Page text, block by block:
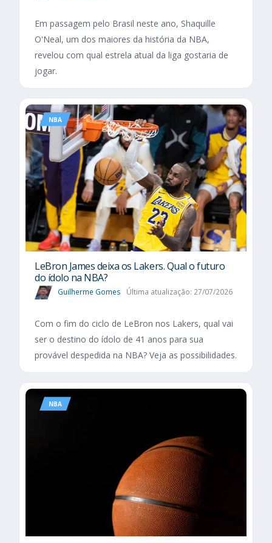
Em passagem pelo Brasil neste ano, Shaquille
O'Neal, um dos maiores da história da NBA,
revelou com qual estrela atual da liga gostaria de
jogar.
NBA
LeBron James deixa os Lakers. Qual o futuro
do ídolo na NBA?
Guilherme Gomes Última atualização: 27/07/2026
Com o fim do ciclo de LeBron nos Lakers, qual vai
ser o destino do ídolo de 41 anos para sua
provável despedida na NBA? Veja as possibilidades.
NBA